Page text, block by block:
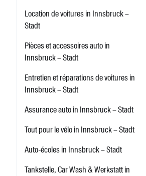
Location de voitures in Innsbruck –
Stadt
Pièces et accessoires auto in
Innsbruck – Stadt
Entretien et réparations de voitures in
Innsbruck – Stadt
Assurance auto in Innsbruck – Stadt
Tout pour le vélo in Innsbruck – Stadt
Auto-écoles in Innsbruck – Stadt
Tankstelle, Car Wash & Werkstatt in